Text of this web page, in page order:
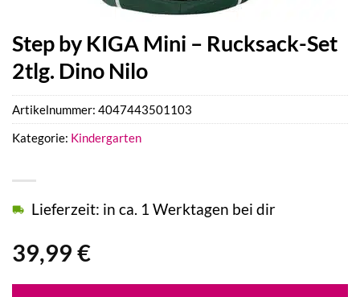
Step by KIGA Mini – Rucksack-Set
2tlg. Dino Nilo
39,99 €
Lieferzeit: in ca. 1 Werktagen bei dir
Artikelnummer: 4047443501103
Kategorie: Kindergarten